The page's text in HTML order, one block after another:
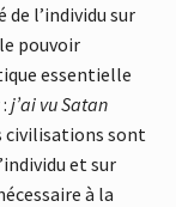
l’individu sur
pouvoir
essentielle
j’ai vu Satan
civilisations sont
et sur
à la